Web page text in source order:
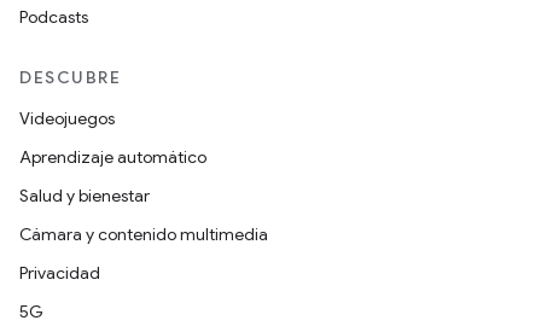
Podcasts
DESCUBRE
Videojuegos
Aprendizaje automático
Salud y bienestar
Cámara y contenido multimedia
Privacidad
5G